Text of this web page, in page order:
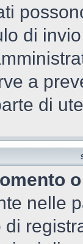
di
a
di
nelle